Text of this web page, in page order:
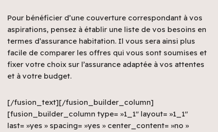
Pour bénéficier d’une couverture correspondant à vos
aspirations, pensez à établir une liste de vos besoins en
termes d’assurance habitation. Il vous sera ainsi plus
facile de comparer les offres qui vous sont soumises et
fixer votre choix sur l’assurance adaptée à vos attentes
et à votre budget.
[/fusion_text][/fusion_builder_column]
[fusion_builder_column type= »1_1″ layout= »1_1″
last= »yes » spacing= »yes » center_content= »no »